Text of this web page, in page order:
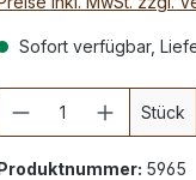
Sofort verfügbar,
Stück
5965